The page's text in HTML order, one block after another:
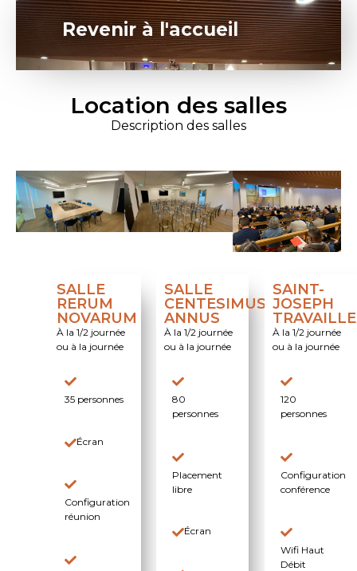
Revenir à l'accueil
Location des salles
Description des salles
SALLE
RERUM
NOVARUM
À la 1/2 journée
ou à la journée
35 personnes
Écran
Configuration
réunion
SALLE
CENTESIMUS
ANNUS
À la 1/2 journée
ou à la journée
80
personnes
Placement
libre
Écran
SAINT-
JOSEPH
À la 1/2 journée
ou à la journée
120
personnes
Configuration
conférence
Wifi Haut
Débit